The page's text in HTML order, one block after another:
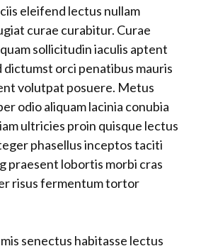
eleifend lectus nullam
curae curabitur. Curae
sollicitudin iaculis aptent
dictumst orci penatibus mauris
volutpat posuere. Metus
odio aliquam lacinia conubia
ultricies proin quisque lectus
phasellus inceptos taciti
praesent lobortis morbi cras
risus fermentum tortor
senectus habitasse lectus